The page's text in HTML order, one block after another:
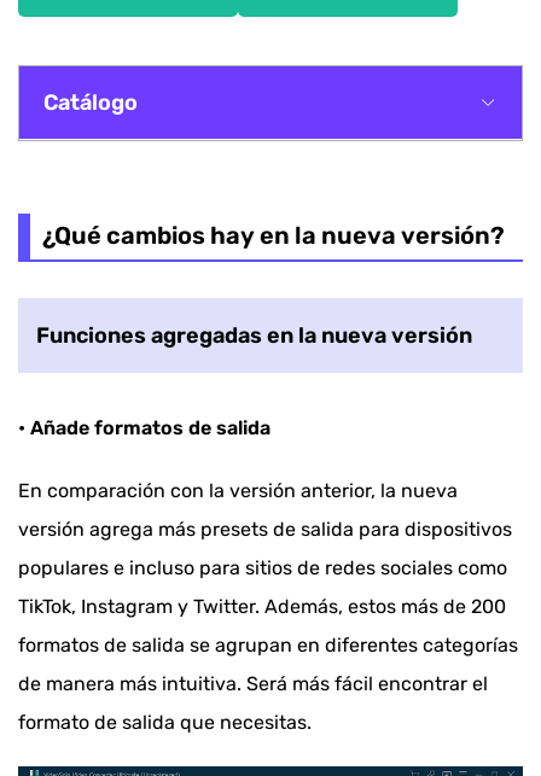
Catálogo
¿Cuánto más rápido es la velocidad de
conversión?
¿Qué cambios hay en la nueva versión?
Funciones agregadas en la nueva versión
• Añade formatos de salida
En comparación con la versión anterior, la nueva
versión agrega más presets de salida para dispositivos
populares e incluso para sitios de redes sociales como
TikTok, Instagram y Twitter. Además, estos más de 200
formatos de salida se agrupan en diferentes categorías
de manera más intuitiva. Será más fácil encontrar el
formato de salida que necesitas.